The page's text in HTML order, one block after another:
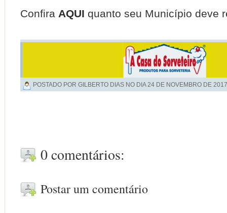
Confira AQUI quanto seu Município deve
POSTADO POR GILBERTO DIAS NO DIA 24 DE NOVEMBRO DE 2017
0 comentários:
Postar um comentário